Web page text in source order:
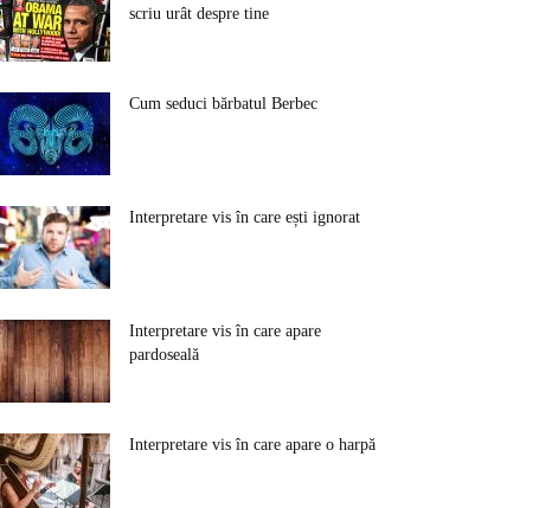
scriu urât despre tine
Cum seduci bărbatul Berbec
Interpretare vis în care ești ignorat
Interpretare vis în care apare
pardoseală
Interpretare vis în care apare o harpă